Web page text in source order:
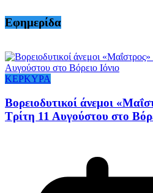
Εφημερίδα
ΚΕΡΚΥΡΑ
Βορειοδυτικοί άνεμοι
Τρίτη 11 Αυγούστου στο